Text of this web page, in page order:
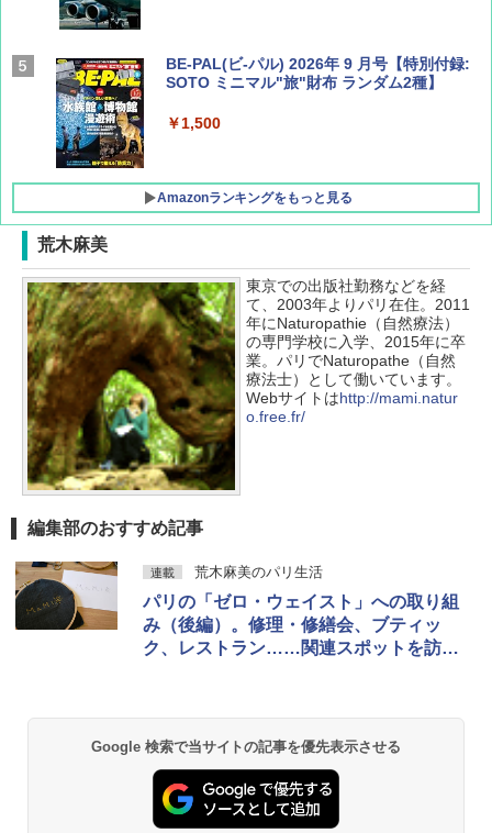
BE-PAL(ビ-パル) 2026年 9 月号【特別付録:
SOTO ミニマル"旅"財布 ランダム2種】
￥1,500
Amazonランキングをもっと見る
D40 地球の歩き方 チェンマイ タイ北部の魅
力的な町 2026～2027 地球の歩き方D アジア
￥2,079
A09 地球の歩き方 イタリア 2026～2027 地
球の歩き方A ヨーロッパ
￥2,479
A26 地球の歩き方 チェコ ポーランド スロヴ
ァキア 2026～2027 地球の歩き方A ヨーロッ
パ
￥2,277
￥2,695
[キャンパーズコレクション 山善] ポップアッ
プテント 傘みたいに広げて畳める パッとサ
ッとサンシェード キューブ フルクローズ メ
ッシュ 簡単設置 ワンタッチテント キャンプ
&ハイキング カーキ PATC-150(KH)
￥6,832
PYKES PEAK (パイクスピーク) 着替えテン
ト プライバシー テント 【中が透けない】 1
ーチ ピクニック ポップアップテント 携帯 簡
易 トイレテント (オリーブ)
￥-
ENDLESS BASE 《めざましテレビで紹介》
テント ワンタッチ RENEW 幅200 2-3人用 43
￥5,499
[キャンパーズコレクション 山善] 傘みたいに
広げるだけ パッとサッとテント ブラックコ
ーティング フルクローズ メッシュ 3-4人用
BUNDOK(バンドック)ソロ ドーム 1 EX BDK
-08EX カーキ ソロキャンプ ポリエステル フ
レーム テント
￥14,800
GRANDOOR ステンレス保冷剤 2個セット 2
026リニューアル 急速冷凍 空間倍増 衛生的
コンパクト 保冷力長持ち
DEWEL パラソル 大型 ビーチ アウトドアパ
ラソル ガーデン サイトシート付 折りたたみ
防水 UVカット 4段階高さ調整 軽量 収納袋付
き
USB充電式 高精度 超長距離照射 長時間使用
可能 安全ロック付き 高安全性 金属製耐久 コ
ンパクト多機能設計 持ち運び便利 アウトド
ア/オフィス/教育現場/展示会用 緑
荒木麻美
東京での出版社勤務などを経
て、2003年よりパリ在住。2011
年にNaturopathie（自然療法）
の専門学校に入学、2015年に卒
業。パリでNaturopathe（自然
療法士）として働いています。
Webサイトはhttp://mami.natur
o.free.fr/
編集部のおすすめ記事
連載 荒木麻美のパリ生活
パリの「ゼロ・ウェイスト」への取り組
み（後編）。修理・修繕会、ブティッ
ク、レストラン……関連スポットを訪ね
Google 検索で当サイトの記事を優先表示させる